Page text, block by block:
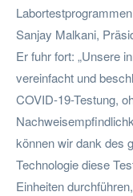
Sanjay Malkani,
Er fuhr fort: „Unsere
vereinfacht und
COVID-19-Testung,
können wir dank des
Technologie diese
Einheiten